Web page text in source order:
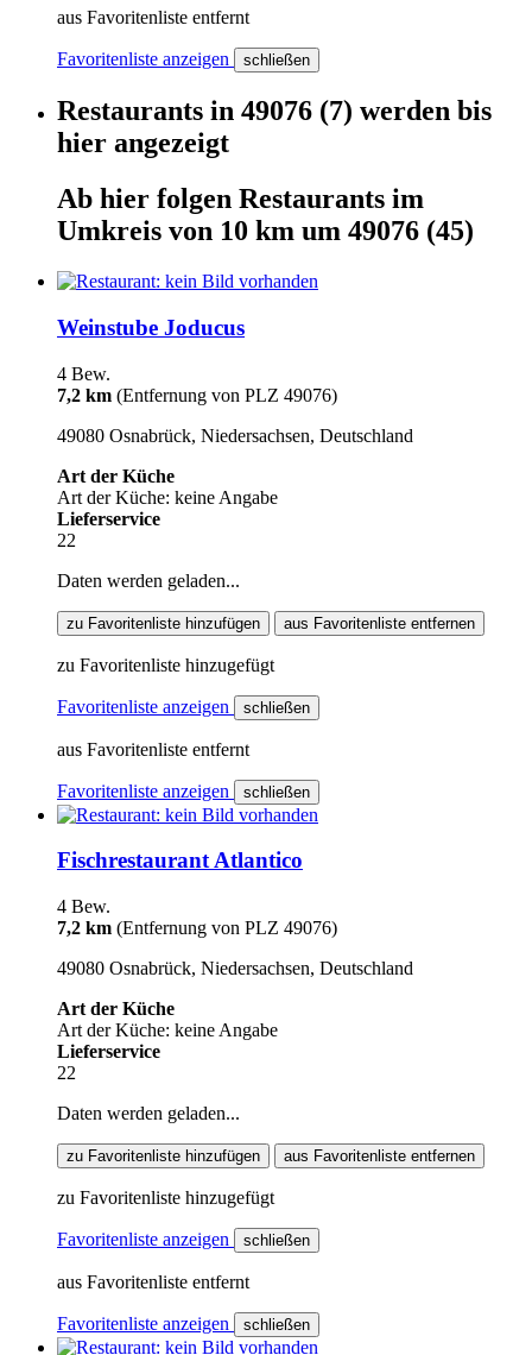
aus Favoritenliste entfernt
Favoritenliste anzeigen schließen
Restaurants in 49076 (7) werden bis
hier angezeigt
Ab hier folgen Restaurants im
Umkreis von 10 km um 49076 (45)
Weinstube Joducus
4 Bew.
7,2 km (Entfernung von PLZ 49076)
49080 Osnabrück, Niedersachsen, Deutschland
Art der Küche
Art der Küche: keine Angabe
Lieferservice
22
Daten werden geladen...
zu Favoritenliste hinzufügen aus Favoritenliste entfernen
zu Favoritenliste hinzugefügt
Favoritenliste anzeigen schließen
aus Favoritenliste entfernt
Favoritenliste anzeigen schließen
Fischrestaurant Atlantico
4 Bew.
7,2 km (Entfernung von PLZ 49076)
49080 Osnabrück, Niedersachsen, Deutschland
Art der Küche
Art der Küche: keine Angabe
Lieferservice
22
Daten werden geladen...
zu Favoritenliste hinzufügen aus Favoritenliste entfernen
zu Favoritenliste hinzugefügt
Favoritenliste anzeigen schließen
aus Favoritenliste entfernt
Favoritenliste anzeigen schließen